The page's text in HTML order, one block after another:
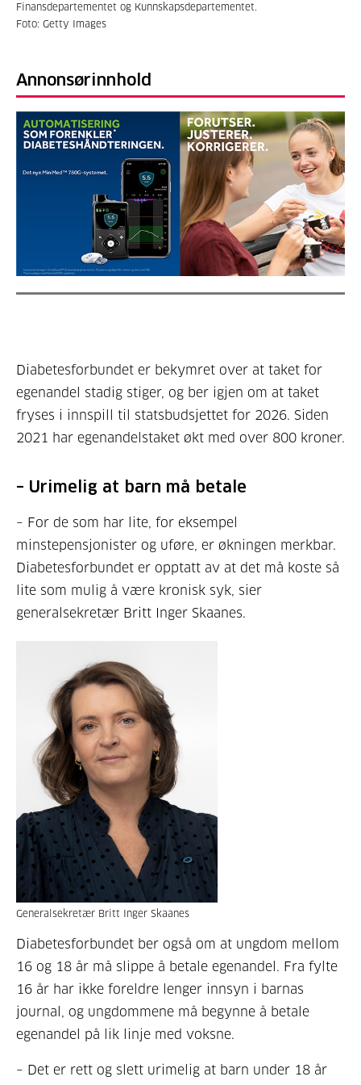
Finansdepartementet og Kunnskapsdepartementet.
Foto: Getty Images
Annonsørinnhold
Diabetesforbundet er bekymret over at taket for
egenandel stadig stiger, og ber igjen om at taket
fryses i innspill til statsbudsjettet for 2026. Siden
2021 har egenandelstaket økt med over 800 kroner.
– Urimelig at barn må betale
– For de som har lite, for eksempel
minstepensjonister og uføre, er økningen merkbar.
Diabetesforbundet er opptatt av at det må koste så
lite som mulig å være kronisk syk, sier
generalsekretær Britt Inger Skaanes.
Generalsekretær Britt Inger Skaanes
Diabetesforbundet ber også om at ungdom mellom
16 og 18 år må slippe å betale egenandel. Fra fylte
16 år har ikke foreldre lenger innsyn i barnas
journal, og ungdommene må begynne å betale
egenandel på lik linje med voksne.
– Det er rett og slett urimelig at barn under 18 år